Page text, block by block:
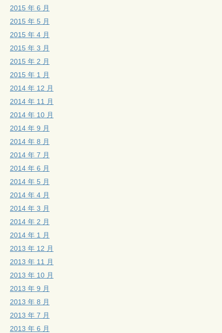
2015 年 6 月
2015 年 5 月
2015 年 4 月
2015 年 3 月
2015 年 2 月
2015 年 1 月
2014 年 12 月
2014 年 11 月
2014 年 10 月
2014 年 9 月
2014 年 8 月
2014 年 7 月
2014 年 6 月
2014 年 5 月
2014 年 4 月
2014 年 3 月
2014 年 2 月
2014 年 1 月
2013 年 12 月
2013 年 11 月
2013 年 10 月
2013 年 9 月
2013 年 8 月
2013 年 7 月
2013 年 6 月